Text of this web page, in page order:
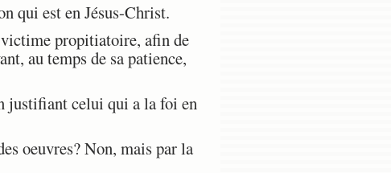
qui est en Jésus-Christ.
propitiatoire, afin de
au temps de sa patience,
justifiant celui qui a la foi en
oeuvres? Non, mais par la